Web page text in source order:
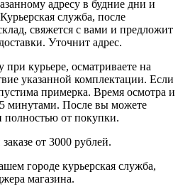
адресу в будние дни и
служба, после
свяжется с вами и предложит
Уточнит адрес.
курьере, осматриваете на
указанной комплектации. Если
примерка. Время осмотра и
минутами. После вы можете
полностью от покупки.
от 3000 рублей.
городе курьерская служба,
магазина.